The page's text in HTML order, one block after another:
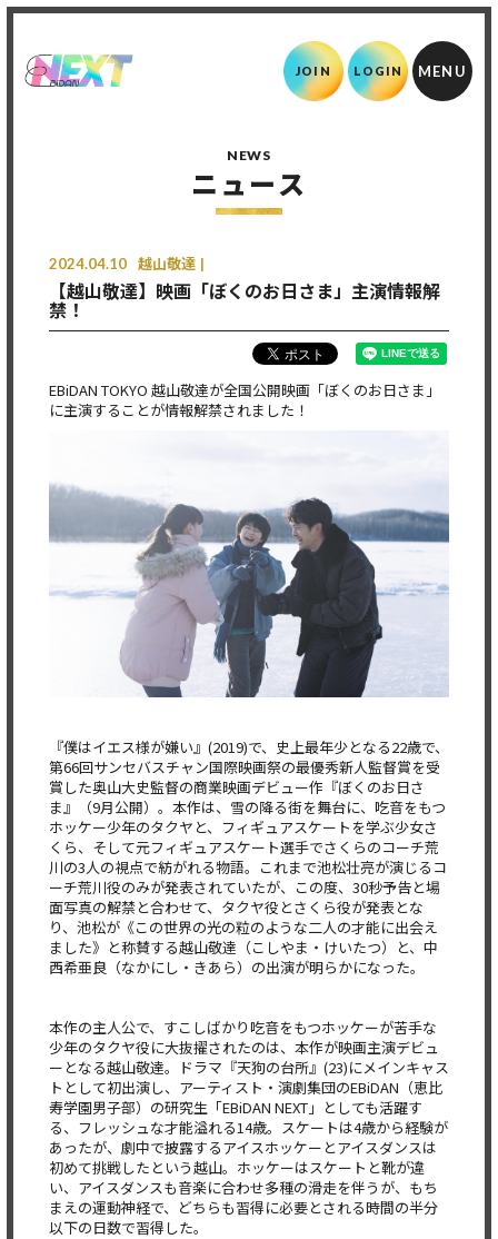
JOIN LOGIN
NEWS
ニュース
2024.04.10 越山敬達
【越山敬達】映画「ぼくのお日さま」主演情報解
禁！
EBiDAN TOKYO 越山敬達が全国公開映画「ぼくのお日さま」
に主演することが情報解禁されました！
『僕はイエス様が嫌い』(2019)で、史上最年少となる22歳で、
第66回サンセバスチャン国際映画祭の最優秀新人監督賞を受
賞した奥山大史監督の商業映画デビュー作『ぼくのお日さ
ま』（9月公開）。本作は、雪の降る街を舞台に、吃音をもつ
ホッケー少年のタクヤと、フィギュアスケートを学ぶ少女さ
くら、そして元フィギュアスケート選手でさくらのコーチ荒
川の3人の視点で紡がれる物語。これまで池松壮亮が演じるコ
ーチ荒川役のみが発表されていたが、この度、30秒予告と場
面写真の解禁と合わせて、タクヤ役とさくら役が発表とな
り、池松が《この世界の光の粒のような二人の才能に出会え
ました》と称賛する越山敬達（こしやま・けいたつ）と、中
西希亜良（なかにし・きあら）の出演が明らかになった。
本作の主人公で、すこしばかり吃音をもつホッケーが苦手な
少年のタクヤ役に大抜擢されたのは、本作が映画主演デビュ
ーとなる越山敬達。ドラマ『天狗の台所』(23)にメインキャス
トとして初出演し、アーティスト・演劇集団のEBiDAN（恵比
寿学園男子部）の研究生「EBiDAN NEXT」としても活躍す
る、フレッシュな才能溢れる14歳。スケートは4歳から経験が
あったが、劇中で披露するアイスホッケーとアイスダンスは
初めて挑戦したという越山。ホッケーはスケートと靴が違
い、アイスダンスも音楽に合わせ多種の滑走を伴うが、もち
まえの運動神経で、どちらも習得に必要とされる時間の半分
以下の日数で習得した。